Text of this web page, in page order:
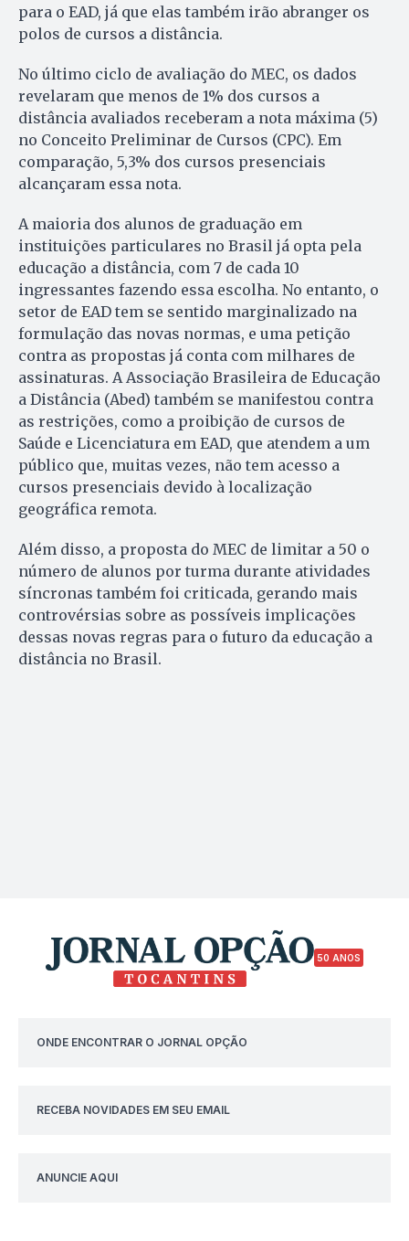
para o EAD, já que elas também irão abranger os
polos de cursos a distância.
No último ciclo de avaliação do MEC, os dados
revelaram que menos de 1% dos cursos a
distância avaliados receberam a nota máxima (5)
no Conceito Preliminar de Cursos (CPC). Em
comparação, 5,3% dos cursos presenciais
alcançaram essa nota.
A maioria dos alunos de graduação em
instituições particulares no Brasil já opta pela
educação a distância, com 7 de cada 10
ingressantes fazendo essa escolha. No entanto, o
setor de EAD tem se sentido marginalizado na
formulação das novas normas, e uma petição
contra as propostas já conta com milhares de
assinaturas. A Associação Brasileira de Educação
a Distância (Abed) também se manifestou contra
as restrições, como a proibição de cursos de
Saúde e Licenciatura em EAD, que atendem a um
público que, muitas vezes, não tem acesso a
cursos presenciais devido à localização
geográfica remota.
Além disso, a proposta do MEC de limitar a 50 o
número de alunos por turma durante atividades
síncronas também foi criticada, gerando mais
controvérsias sobre as possíveis implicações
dessas novas regras para o futuro da educação a
distância no Brasil.
50 ANOS
ONDE ENCONTRAR O JORNAL OPÇÃO
RECEBA NOVIDADES EM SEU EMAIL
ANUNCIE AQUI